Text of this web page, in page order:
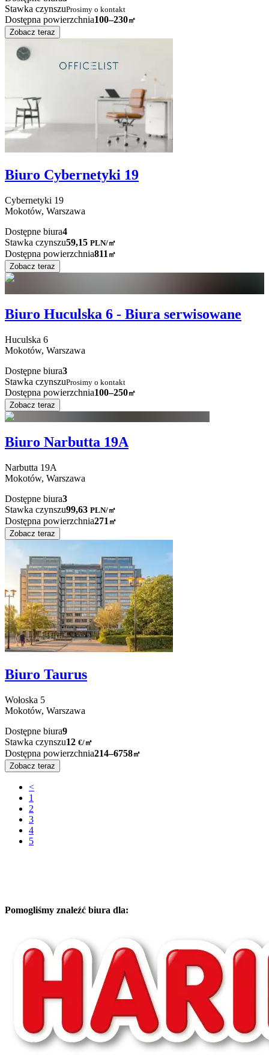
Stawka czynszuProsimy o kontakt
Dostępna powierzchnia100–230㎡
Zobacz teraz
Biuro Cybernetyki 19
Cybernetyki 19
Mokotów, Warszawa
Dostępne biura4
Stawka czynszu59,15 PLN/㎡
Dostępna powierzchnia811 ㎡
Zobacz teraz
Biuro Huculska 6 - Biura serwisowane
Huculska 6
Mokotów, Warszawa
Dostępne biura3
Stawka czynszuProsimy o kontakt
Dostępna powierzchnia100–250㎡
Zobacz teraz
Biuro Narbutta 19A
Narbutta 19A
Mokotów, Warszawa
Dostępne biura3
Stawka czynszu99,63 PLN/㎡
Dostępna powierzchnia271 ㎡
Zobacz teraz
Biuro Taurus
Wołoska 5
Mokotów, Warszawa
Dostępne biura9
Stawka czynszu12 €/㎡
Dostępna powierzchnia214–6758㎡
Zobacz teraz
<
1
2
3
4
5
Pomogliśmy znaleźć biura dla: